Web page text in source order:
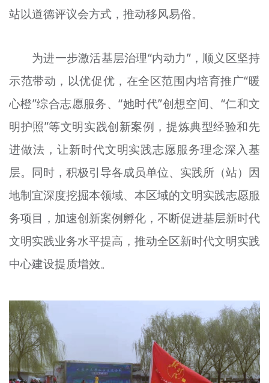
站以道德评议会方式，推动移风易俗。
为进一步激活基层治理“内动力”，顺义区坚持
示范带动，以优促优，在全区范围内培育推广“暖
心橙”综合志愿服务、“她时代”创想空间、“仁和文
明护照”等文明实践创新案例，提炼典型经验和先
进做法，让新时代文明实践志愿服务理念深入基
层。同时，积极引导各成员单位、实践所（站）因
地制宜深度挖掘本领域、本区域的文明实践志愿服
务项目，加速创新案例孵化，不断促进基层新时代
文明实践业务水平提高，推动全区新时代文明实践
中心建设提质增效。